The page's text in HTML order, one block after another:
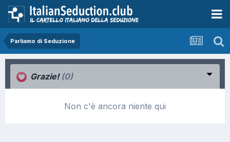
Parliamo di Seduzione
Grazie! (0)
Non c'è ancora niente qui